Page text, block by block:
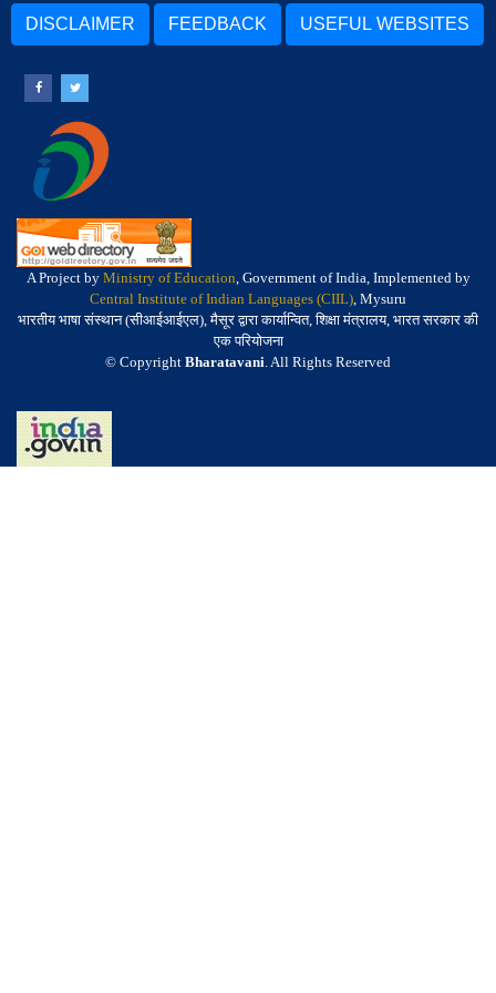
DISCLAIMER FEEDBACK USEFUL WEBSITES
A Project by Ministry of Education, Government of India, Implemented by
Central Institute of Indian Languages (CIIL), Mysuru
भारतीय भाषा संस्थान (सीआईआईएल), मैसूर द्वारा कार्यान्वित, शिक्षा मंत्रालय, भारत सरकार की
एक परियोजना
© Copyright Bharatavani. All Rights Reserved